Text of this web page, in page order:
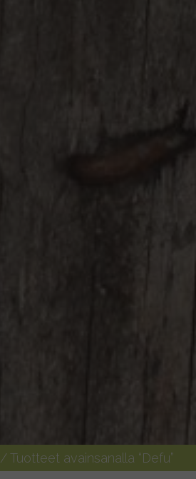
/ Tuotteet avainsanalla “Defu”